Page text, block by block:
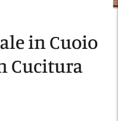
in Cuoio
Cucitura